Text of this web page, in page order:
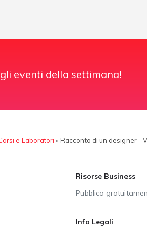
eventi della settimana!
e Laboratori » Racconto di un designer –
Risorse Business
Pubblica
Info Legali